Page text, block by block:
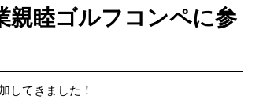
親睦ゴルフコンペに参
してきました！